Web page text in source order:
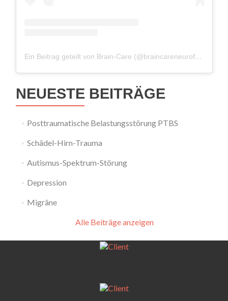
Ein Beitrag geteilt von Brain-Care (@braincareneurofeedback)
NEUESTE BEITRÄGE
Posttraumatische Belastungsstörung PTBS
Schädel-Hirn-Trauma
Autismus-Spektrum-Störung
Depression
Migräne
Alle Beiträge anzeigen